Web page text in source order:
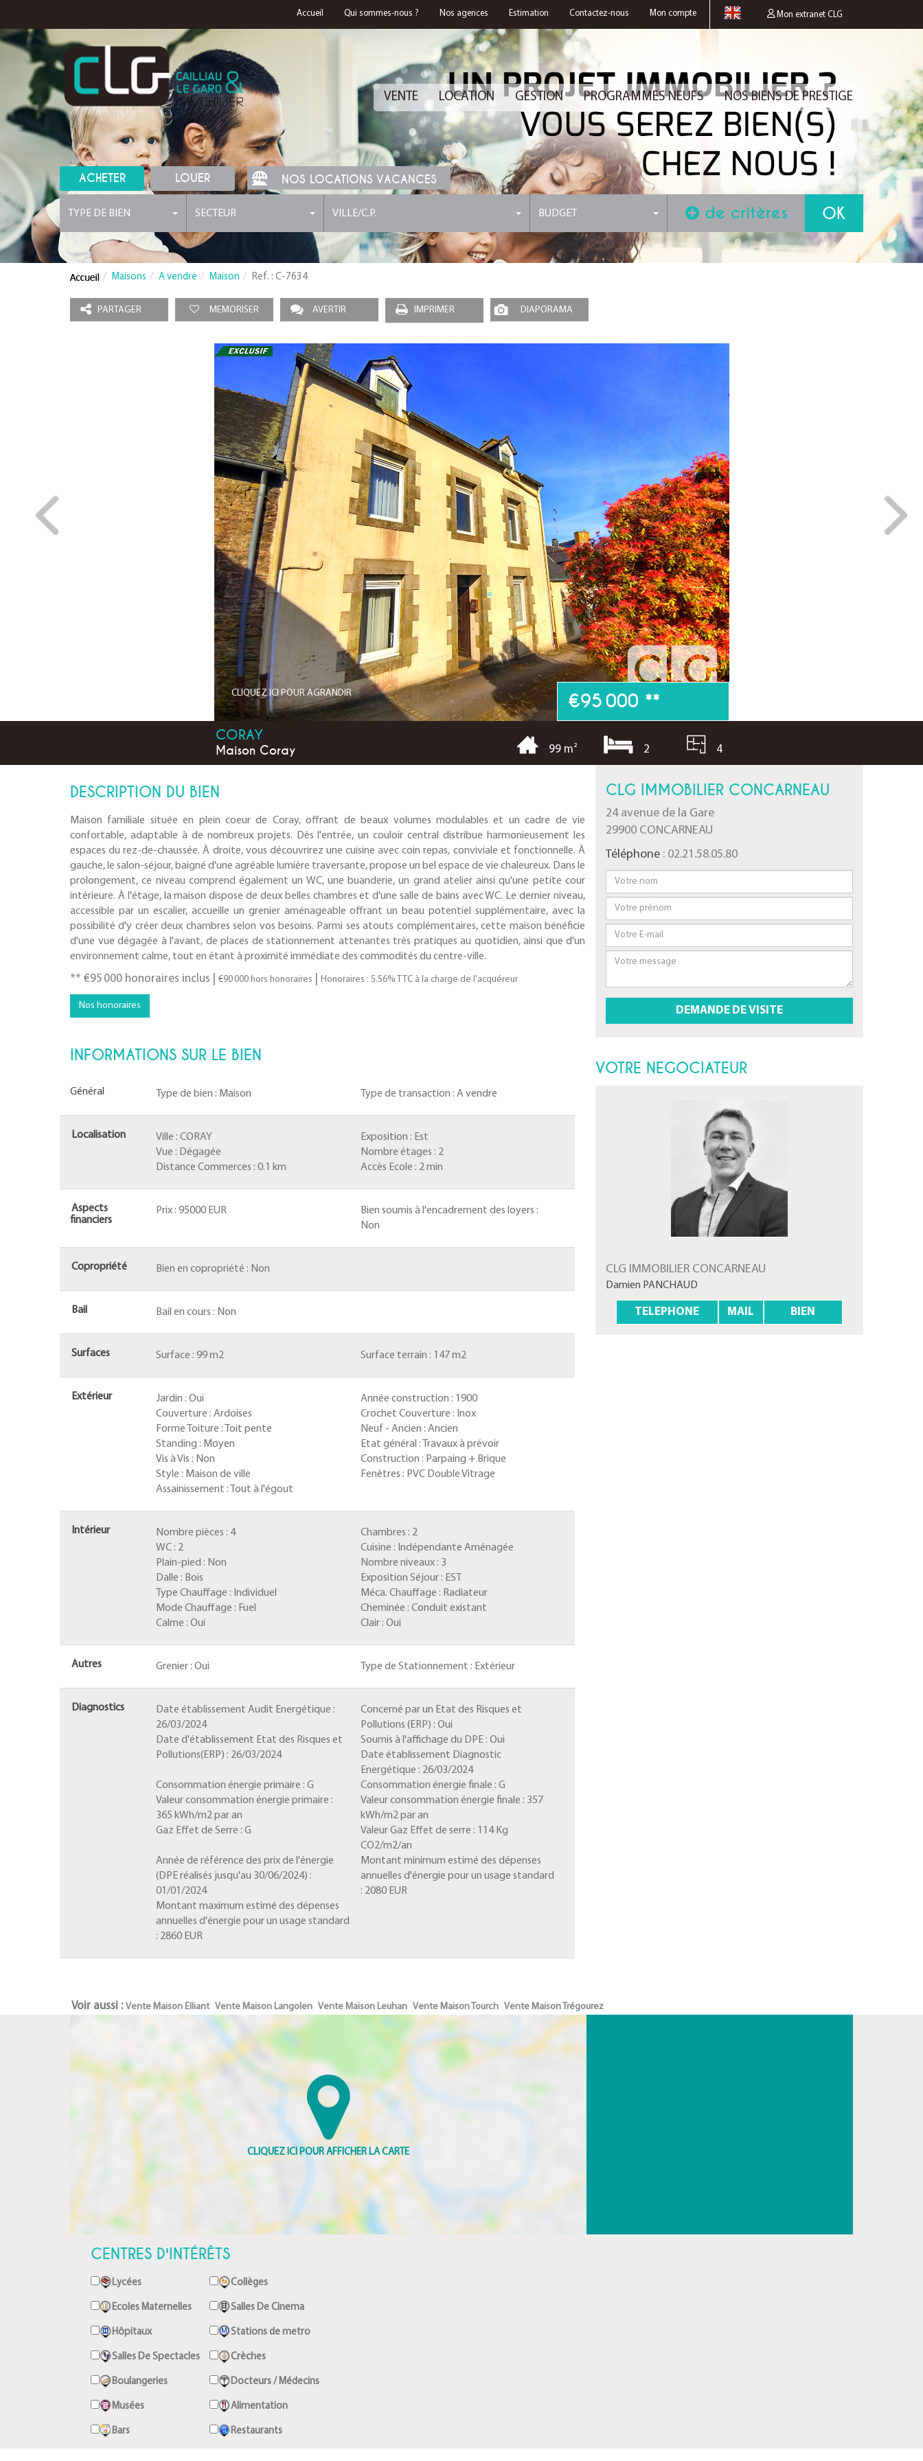
Mon extranet CLG
Accueil Qui sommes-nous ? Nos agences Estimation Contactez-nous Mon compte
VENTE LOCATION GESTION PROGRAMMES NEUFS NOS BIENS DE PRESTIGE
ACHETER LOUER NOS LOCATIONS VACANCES
TYPE DE BIEN SECTEUR VILLE/C.P. BUDGET de critères
Maisons A vendre Maison Ref. : C-7634
PARTAGER MEMORISER AVERTIR IMPRIMER DIAPORAMA
CLIQUEZ ICI POUR AGRANDIR €95 000 **
CORAY
Maison Coray 99 m² 2 4
DESCRIPTION DU BIEN
Maison familiale située en plein coeur de Coray, offrant de beaux volumes modulables et un cadre de vie
confortable, adaptable à de nombreux projets. Dès l'entrée, un couloir central distribue harmonieusement les
espaces du rez-de-chaussée. À droite, vous découvrirez une cuisine avec coin repas, conviviale et fonctionnelle. À
gauche, le salon-séjour, baigné d'une agréable lumière traversante, propose un bel espace de vie chaleureux. Dans le
prolongement, ce niveau comprend également un WC, une buanderie, un grand atelier ainsi qu'une petite cour
intérieure. À l'étage, la maison dispose de deux belles chambres et d'une salle de bains avec WC. Le dernier niveau,
accessible par un escalier, accueille un grenier aménageable offrant un beau potentiel supplémentaire, avec la
possibilité d'y créer deux chambres selon vos besoins. Parmi ses atouts complémentaires, cette maison bénéficie
d'une vue dégagée à l'avant, de places de stationnement attenantes très pratiques au quotidien, ainsi que d'un
environnement calme, tout en étant à proximité immédiate des commodités du centre-ville.
** €95 000 honoraires inclus €90 000 hors honoraires Honoraires : 5.56% TTC à la charge de l'acquéreur
Nos honoraires
INFORMATIONS SUR LE BIEN
Général Type de bien : Maison Type de transaction : A vendre
Localisation Ville : CORAY Exposition : Est
Vue : Dégagée Nombre étages : 2
Distance Commerces : 0.1 km Accès Ecole : 2 min
Aspects
financiers
Prix : 95000 EUR
Bien soumis à l'encadrement des loyers :
Non
Copropriété Bien en copropriété : Non
Bail Bail en cours : Non
Surfaces Surface : 99 m2 Surface terrain : 147 m2
Extérieur Jardin : Oui Année construction : 1900
Couverture : Ardoises Crochet Couverture : Inox
Forme Toiture :
Toit pente Neuf - Ancien : Ancien
Standing : Moyen Etat général :
Travaux à prévoir
Vis à Vis : Non Construction : Parpaing + Brique
Style : Maison de ville Fenêtres : PVC Double Vitrage
Assainissement :
Tout à l'égout
Intérieur Nombre pièces : 4 Chambres : 2
WC : 2 Cuisine : Indépendante Aménagée
Plain-pied : Non Nombre niveaux : 3
Dalle : Bois Exposition Séjour : EST
Type Chauffage : Individuel Méca. Chauffage : Radiateur
Mode Chauffage : Fuel Cheminée : Conduit existant
Calme : Oui Clair : Oui
Autres Grenier : Oui Type de Stationnement : Extérieur
Diagnostics
Date établissement Audit Energétique :
26/03/2024
Concerné par un Etat des Risques et
Pollutions (ERP) : Oui
Date d'établissement Etat des Risques et
Pollutions(ERP) : 26/03/2024
Soumis à l'affichage du DPE : Oui
Date établissement Diagnostic
Energétique : 26/03/2024
Consommation énergie primaire : G Consommation énergie finale : G
Valeur consommation énergie primaire :
365 kWh/m2 par an
Valeur consommation énergie finale : 357
kWh/m2 par an
Gaz Effet de Serre : G Valeur Gaz Effet de serre : 114 Kg
CO2/m2/an
Année de référence des prix de l'énergie
(DPE réalisés jusqu'au 30/06/2024) :
01/01/2024
Montant minimum estimé des dépenses
annuelles d'énergie pour un usage standard
: 2080 EUR
Montant maximum estimé des dépenses
annuelles d'énergie pour un usage standard
: 2860 EUR
CLG IMMOBILIER CONCARNEAU
24 avenue de la Gare
29900 CONCARNEAU
Téléphone : 02.21.58.05.80
VOTRE NEGOCIATEUR
CLG IMMOBILIER CONCARNEAU
Damien PANCHAUD
TELEPHONE MAIL BIEN
Voir aussi : Vente Maison Elliant Vente Maison Langolen Vente Maison Leuhan Vente Maison Tourch Vente Maison Trégourez
CENTRES D'INTÉRÊTS
Lycées Collèges
Ecoles Maternelles Salles De Cinema
Hôpitaux Stations de metro
Salles De Spectacles Crèches
Boulangeries Docteurs / Médecins
Musées Alimentation
Bars Restaurants